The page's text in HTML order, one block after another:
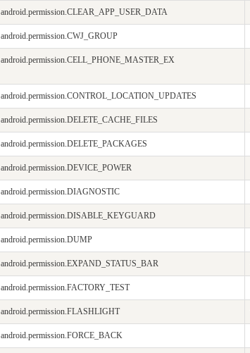
android.permission.CLEAR_APP_USER_DATA
android.permission.CWJ_GROUP
android.permission.CELL_PHONE_MASTER_EX
android.permission.CONTROL_LOCATION_UPDATES
android.permission.DELETE_CACHE_FILES
android.permission.DELETE_PACKAGES
android.permission.DEVICE_POWER
android.permission.DIAGNOSTIC
android.permission.DISABLE_KEYGUARD
android.permission.DUMP
android.permission.EXPAND_STATUS_BAR
android.permission.FACTORY_TEST
android.permission.FLASHLIGHT
android.permission.FORCE_BACK